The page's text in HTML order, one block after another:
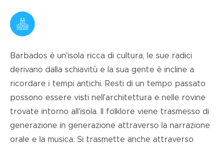
Barbados è un'isola ricca di cultura, le sue radici
derivano dalla schiavitù e la sua gente è incline a
ricordare i tempi antichi. Resti di un tempo passato
possono essere visti nell'architettura e nelle rovine
trovate intorno all'isola. Il folklore viene trasmesso di
generazione in generazione attraverso la narrazione
orale e la musica. Si trasmette anche attraverso